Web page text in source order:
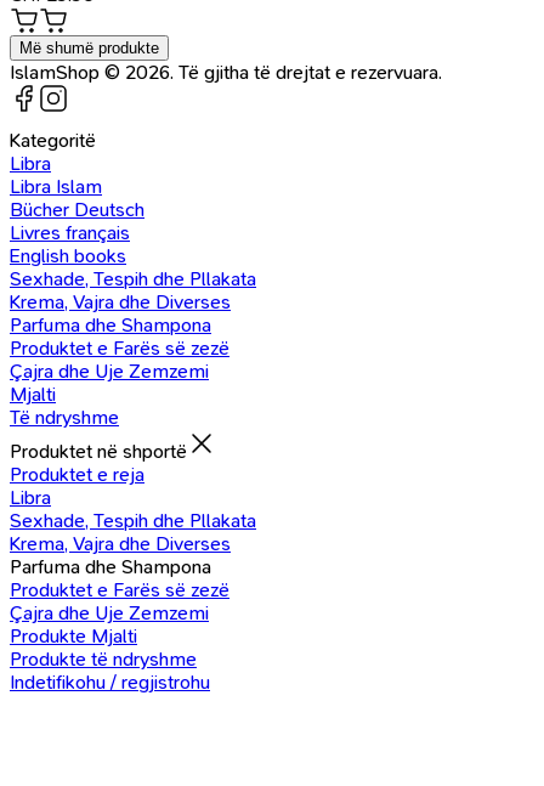
Më shumë produkte
IslamShop © 2026. Të gjitha të drejtat e rezervuara.
Kategoritë
Libra
Libra Islam
Bücher Deutsch
Livres français
English books
Sexhade, Tespih dhe Pllakata
Krema, Vajra dhe Diverses
Parfuma dhe Shampona
Produktet e Farës së zezë
Çajra dhe Uje Zemzemi
Mjalti
Të ndryshme
Produktet në shportë
Produktet e reja
Libra
Sexhade, Tespih dhe Pllakata
Krema, Vajra dhe Diverses
Parfuma dhe Shampona
Produktet e Farës së zezë
Çajra dhe Uje Zemzemi
Produkte Mjalti
Produkte të ndryshme
Indetifikohu / regjistrohu